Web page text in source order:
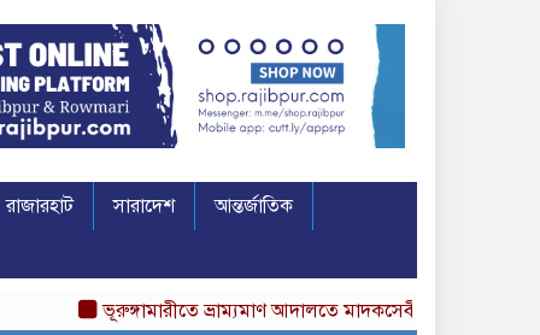
রাজারহাট সারাদেশ
আন্তর্জাতিক
ভূরুঙ্গামারীতে ভ্রাম্যমাণ আদালতে মাদকসেবীর এক মাসের কারাদণ্ড